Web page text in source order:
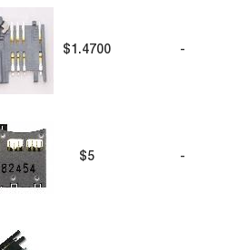
$1.4700 -
$5 -